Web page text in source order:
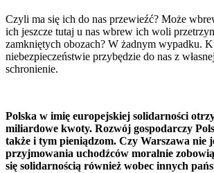
Czyli ma się ich do nas przewieźć? Może
ich jeszcze tutaj u nas wbrew ich woli
zamkniętych obozach? W żadnym wypadku.
niebezpieczeństwie przybędzie do nas z
schronienie.
Polska w imię europejskiej solidarności
miliardowe kwoty. Rozwój gospodarczy
także i tym pieniądzom. Czy Warszawa nie
przyjmowania uchodźców moralnie
się solidarnością również wobec innych